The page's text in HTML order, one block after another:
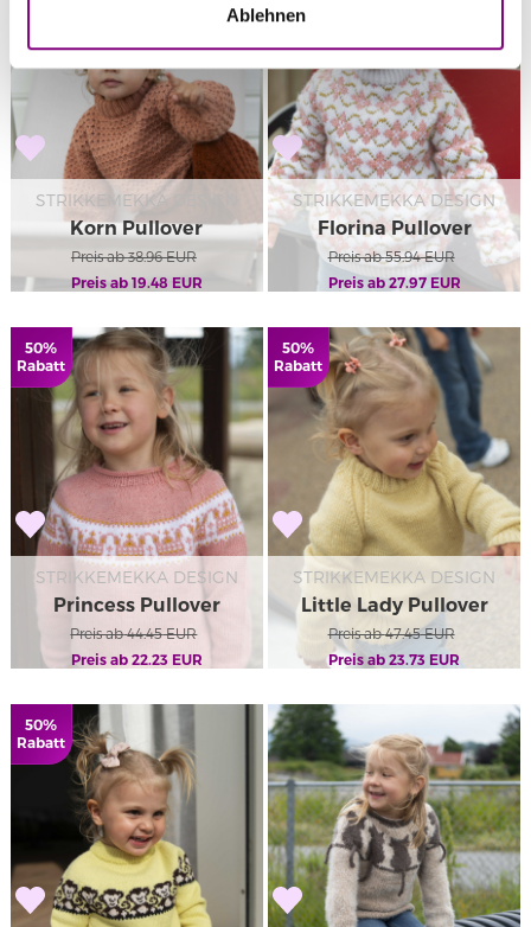
Ablehnen
STRIKKEMEKKA DESIGN
Korn Pullover
Preis ab 38.96EUR
Preis ab 19.48EUR
STRIKKEMEKKA DESIGN
Florina Pullover
Preis ab 55.94EUR
Preis ab 27.97EUR
50%
Rabatt
STRIKKEMEKKA DESIGN
Princess Pullover
Preis ab 44.45EUR
Preis ab 22.23EUR
50%
Rabatt
STRIKKEMEKKA DESIGN
Little Lady Pullover
Preis ab 47.45EUR
Preis ab 23.73 EUR
50%
Rabatt